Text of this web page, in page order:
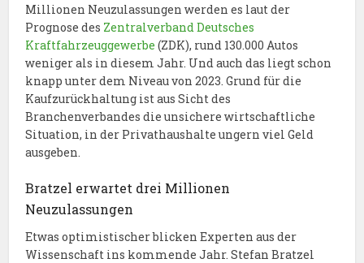
Millionen Neuzulassungen werden es laut der
Prognose des Zentralverband Deutsches
Kraftfahrzeuggewerbe (ZDK), rund 130.000 Autos
weniger als in diesem Jahr. Und auch das liegt schon
knapp unter dem Niveau von 2023. Grund für die
Kaufzurückhaltung ist aus Sicht des
Branchenverbandes die unsichere wirtschaftliche
Situation, in der Privathaushalte ungern viel Geld
ausgeben.
Bratzel erwartet drei Millionen
Neuzulassungen
Etwas optimistischer blicken Experten aus der
Wissenschaft ins kommende Jahr. Stefan Bratzel